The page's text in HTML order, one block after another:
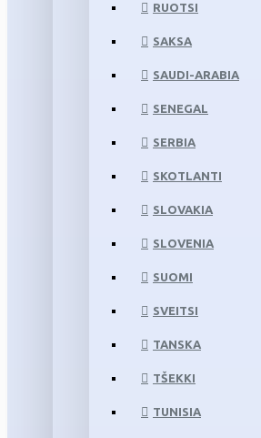
RUOTSI
SAKSA
SAUDI-ARABIA
SENEGAL
SERBIA
SKOTLANTI
SLOVAKIA
SLOVENIA
SUOMI
SVEITSI
TANSKA
TŠEKKI
TUNISIA